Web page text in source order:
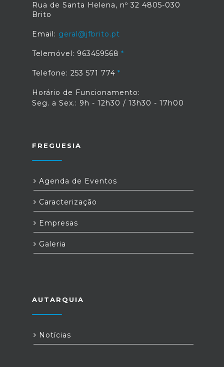
Rua de Santa Helena, nº 32 4805-030
Brito
Email: geral@jfbrito.pt
Telemóvel: 963459568
Telefone: 253 571 774
Horário de Funcionamento:
Seg. a Sex.: 9h - 12h30 / 13h30 - 17h00
FREGUESIA
Agenda de Eventos
Caracterização
Empresas
Galeria
AUTARQUIA
Notícias